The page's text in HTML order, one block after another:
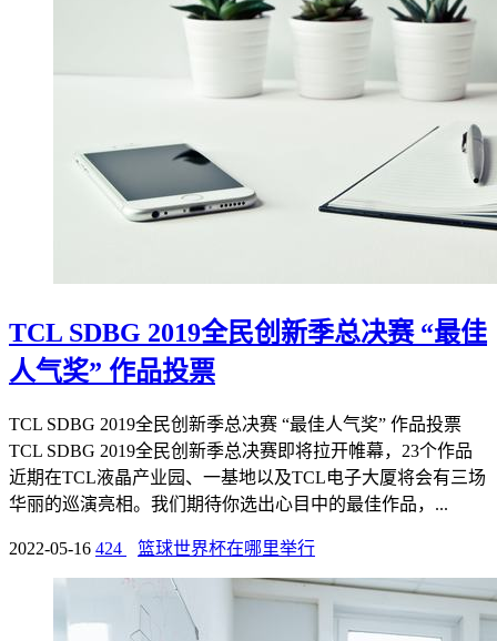
TCL SDBG 2019全民创新季总决赛 “最佳
人气奖” 作品投票
TCL SDBG 2019全民创新季总决赛 “最佳人气奖” 作品投票
TCL SDBG 2019全民创新季总决赛即将拉开帷幕，23个作品
近期在TCL液晶产业园、一基地以及TCL电子大厦将会有三场
华丽的巡演亮相。我们期待你选出心目中的最佳作品，...
2022-05-16 424 篮球世界杯在哪里举行